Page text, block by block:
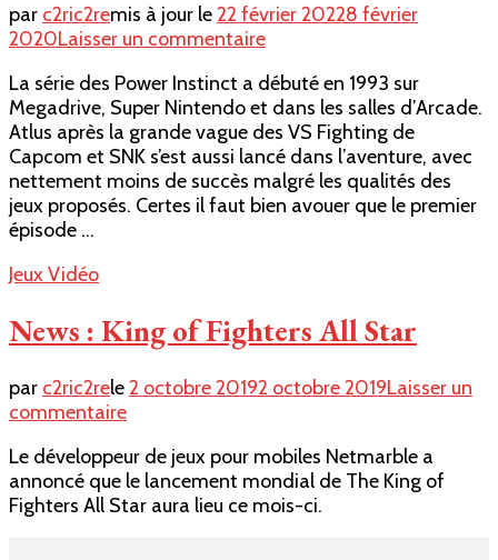
par c2ric2remis à jour le22 février 20228 février
2020Laisser un commentairesur
SaturnDay’s
#24
La série des Power Instinct a débuté en 1993 sur
Megadrive, Super Nintendo et dans les salles d’Arcade.
Atlus après la grande vague des VS Fighting de
Capcom et SNK s’est aussi lancé dans l’aventure, avec
nettement moins de succès malgré les qualités des
jeux proposés. Certes il faut bien avouer que le premier
épisode …
Jeux Vidéo
News : King of Fighters All Star
par c2ric2rele2 octobre 20192 octobre 2019Laisser un
commentairesur
:
King
of
Le développeur de jeux pour mobiles Netmarble a
annoncé que le lancement mondial de The King of
Fighters All Star aura lieu ce mois-ci.